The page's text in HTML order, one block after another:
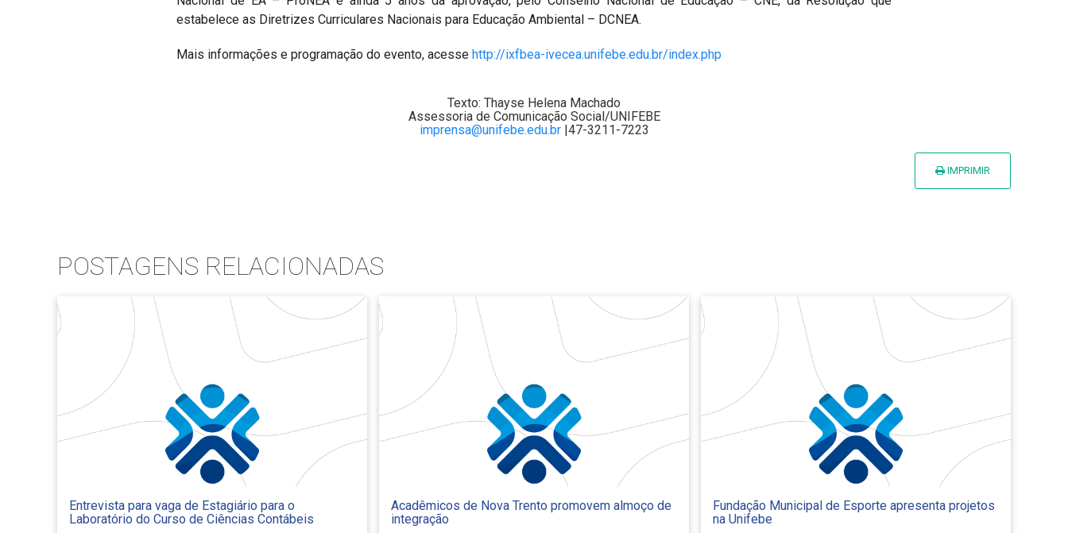
estabelece as Diretrizes Curriculares Nacionais para Educação Ambiental – DCNEA.
Mais informações e programação do evento, acesse http://ixfbea-ivecea.unifebe.edu.br/index.php
Texto: Thayse Helena Machado
Assessoria de Comunicação Social/UNIFEBE
imprensa@unifebe.edu.br|47-3211-7223
IMPRIMIR
POSTAGENS RELACIONADAS
Entrevista para vaga de Estagiário para o
Laboratório do Curso de Ciências Contábeis
Acadêmicos de Nova Trento promovem almoço de
integração
Fundação Municipal de Esporte apresenta projetos
na Unifebe